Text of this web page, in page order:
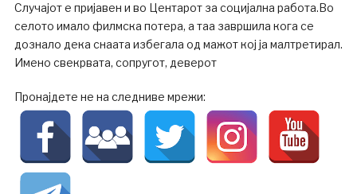
Случајот е пријавен и во Центарот за социјална работа.Во
селото имало филмска потера, а таа завршила кога се
дознало дека снаата избегала од мажот кој ја малтретирал.
Имено свекрвата, сопругот, деверот
Пронајдете не на следниве мрежи: